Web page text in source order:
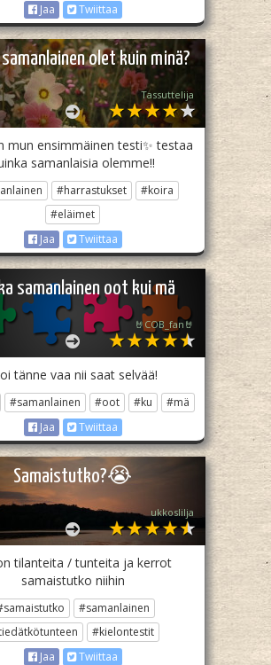
Jaa
Twiittaa
samanlainen olet kuin minä?
Tassuttelija
mun ensimmäinen testi✨ testaa
samanlaisia olemme!!
#harrastukset
#koira
#eläimet
Jaa
Twiittaa
samanlainen oot kui mä
🤘COB_fan🤘
tänne vaa nii saat selvää!
#samanlainen #oot #ku
#mä
Jaa
Twiittaa
Samaistutko?😭
ukkoslilja
tilanteita / tunteita ja kerrot
samaistutko niihin
#samanlainen
#kielontestit
Jaa
Twiittaa